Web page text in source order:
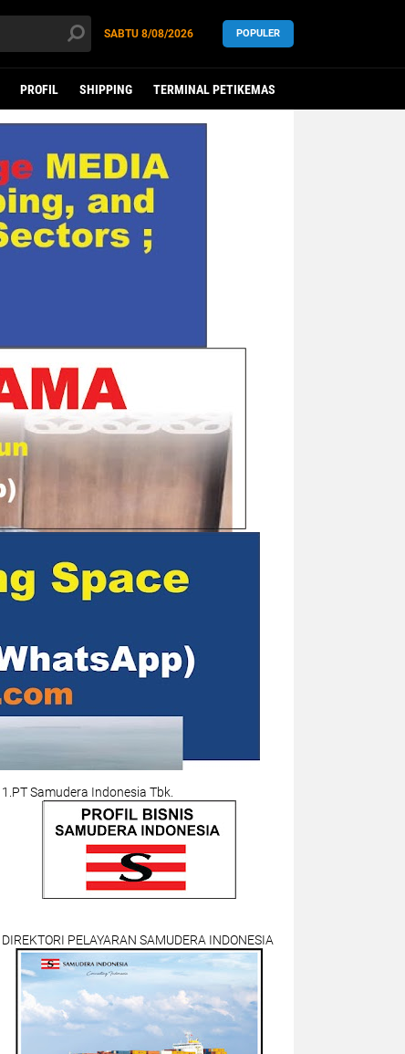
SABTU 8/08/2026 POPULER
PROFIL SHIPPING TERMINAL PETIKEMAS
1.PT Samudera Indonesia Tbk.
DIREKTORI PELAYARAN SAMUDERA INDONESIA